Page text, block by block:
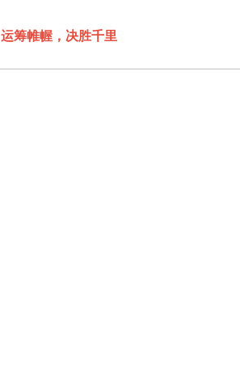
运筹帷幄，决胜千里